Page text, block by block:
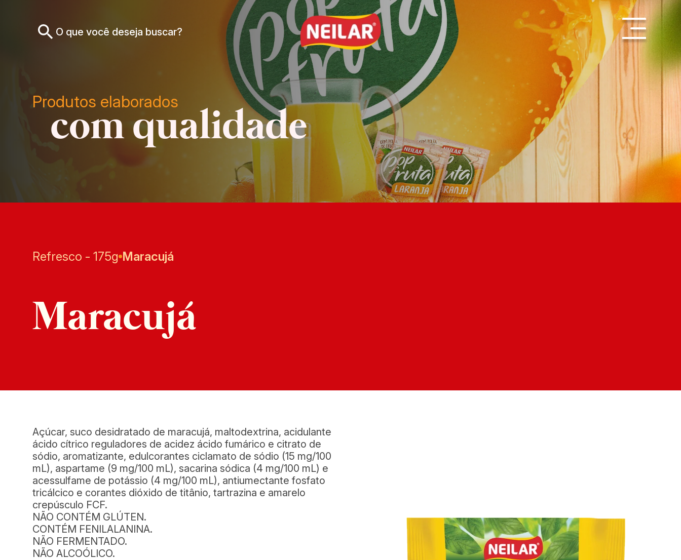
Produtos elaborados
com qualidade
Refresco - 175g Maracujá
Maracujá
Açúcar, suco desidratado de maracujá, maltodextrina, acidulante
ácido cítrico reguladores de acidez ácido fumárico e citrato de
sódio, aromatizante, edulcorantes ciclamato de sódio (15 mg/100
mL), aspartame (9 mg/100 mL), sacarina sódica (4 mg/100 mL) e
acessulfame de potássio (4 mg/100 mL), antiumectante fosfato
tricálcico e corantes dióxido de titânio, tartrazina e amarelo
crepúsculo FCF.
NÃO CONTÉM GLÚTEN.
CONTÉM FENILALANINA.
NÃO FERMENTADO.
NÃO ALCOÓLICO.